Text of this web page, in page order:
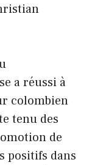
a réussi à
colombien
tenu des
de
positifs dans